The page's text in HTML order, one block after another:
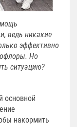
ведь никакие
эффективно
Но
ситуацию?
основной
накормить